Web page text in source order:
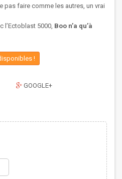
pas faire comme les autres, un vrai
l’Ectoblast 5000, Boo n’a qu’à
!
GOOGLE+